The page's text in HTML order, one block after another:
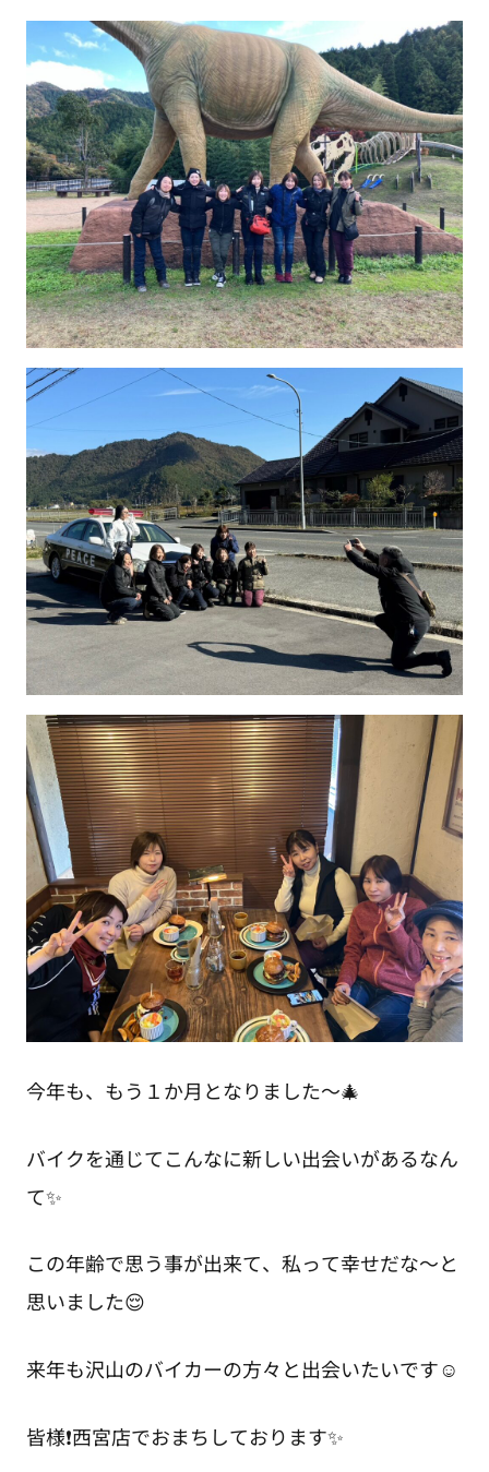
今年も、もう１か月となりました～🎄
バイクを通じてこんなに新しい出会いがあるなん
て✨
この年齢で思う事が出来て、私って幸せだな～と
思いました😌
来年も沢山のバイカーの方々と出会いたいです☺️
皆様❗西宮店でおまちしております✨